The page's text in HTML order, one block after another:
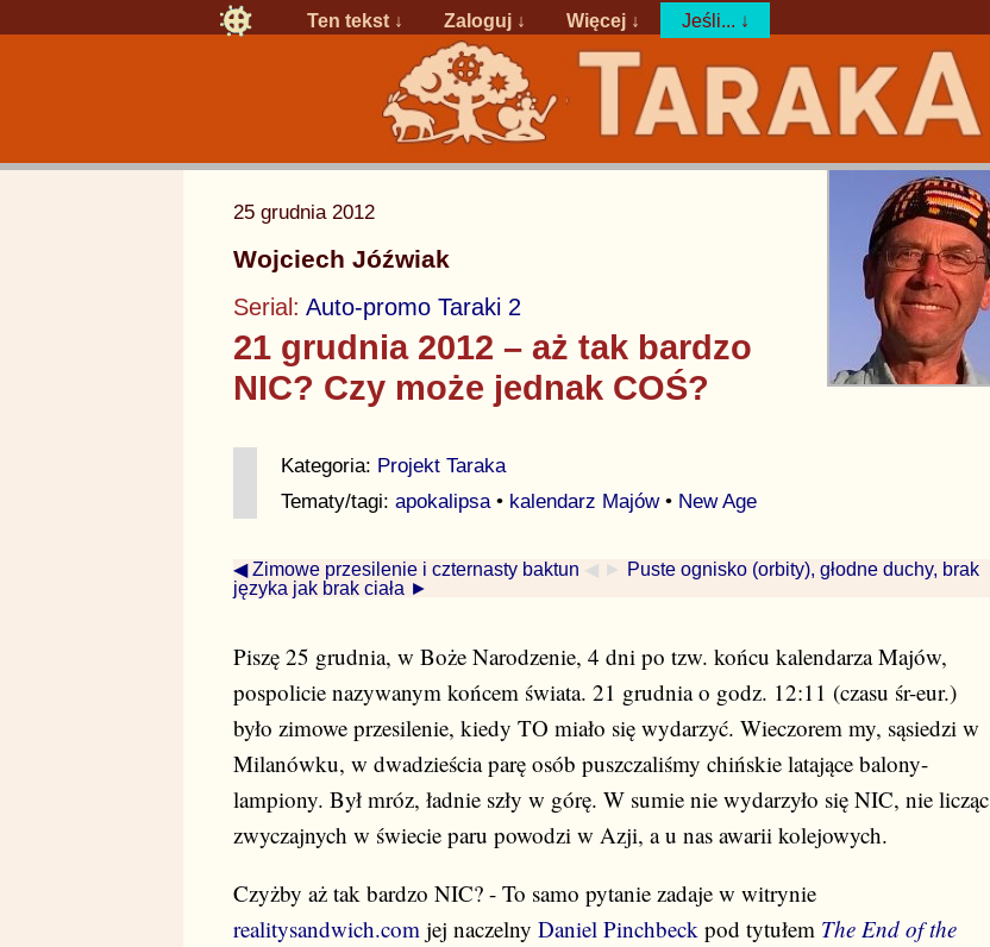
Ten tekst ↓ Zaloguj ↓ Więcej ↓ Jeśli... ↓
25 grudnia 2012
Wojciech Jóźwiak
Serial: Auto-promo Taraki 2
21 grudnia 2012 – aż tak bardzo
NIC? Czy może jednak COŚ?
Kategoria: Projekt Taraka
Tematy/tagi: apokalipsa • kalendarz Majów• New Age
◀ Zimowe przesilenie i czternasty baktun ◀ ►
Puste ognisko (orbity), głodne duchy, brak
języka jak brak ciała ►
Piszę 25 grudnia, w Boże Narodzenie, 4 dni po tzw. końcu kalendarza Majów,
pospolicie nazywanym końcem świata. 21 grudnia o godz. 12:11 (czasu śr-eur.)
było zimowe przesilenie, kiedy TO miało się wydarzyć. Wieczorem my, sąsiedzi w
Milanówku, w dwadzieścia parę osób puszczaliśmy chińskie latające balony-
lampiony. Był mróz, ładnie szły w górę. W sumie nie wydarzyło się NIC, nie licząc
zwyczajnych w świecie paru powodzi w Azji, a u nas awarii kolejowych.
Czyżby aż tak bardzo NIC? - To samo pytanie zadaje w witrynie
realitysandwich.com jej naczelny Daniel Pinchbeck pod tytułem The End of the